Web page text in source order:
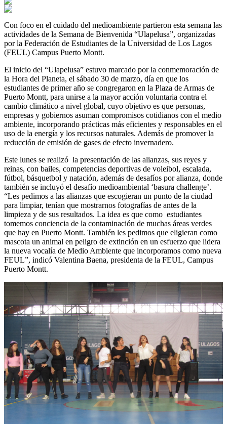
Con foco en el cuidado del medioambiente partieron esta semana las
actividades de la Semana de Bienvenida “Ulapelusa”, organizadas
por la Federación de Estudiantes de la Universidad de Los Lagos
(FEUL) Campus Puerto Montt.
El inicio del “Ulapelusa” estuvo marcado por la conmemoración de
la Hora del Planeta, el sábado 30 de marzo, día en que los
estudiantes de primer año se congregaron en la Plaza de Armas de
Puerto Montt, para unirse a la mayor acción voluntaria contra el
cambio climático a nivel global, cuyo objetivo es que personas,
empresas y gobiernos asuman compromisos cotidianos con el medio
ambiente, incorporando prácticas más eficientes y responsables en el
uso de la energía y los recursos naturales. Además de promover la
reducción de emisión de gases de efecto invernadero.
Este lunes se realizó la presentación de las alianzas, sus reyes y
reinas, con bailes, competencias deportivas de voleibol, escalada,
fútbol, básquetbol y natación, además de desafíos por alianza, donde
también se incluyó el desafío medioambiental ‘basura challenge’.
“Les pedimos a las alianzas que escogieran un punto de la ciudad
para limpiar, tenían que mostrarnos fotografías de antes de la
limpieza y de sus resultados. La idea es que como estudiantes
tomemos conciencia de la contaminación de muchas áreas verdes
que hay en Puerto Montt. También les pedimos que eligieran como
mascota un animal en peligro de extinción en un esfuerzo que lidera
la nueva vocalía de Medio Ambiente que incorporamos como nueva
FEUL”, indicó Valentina Baena, presidenta de la FEUL, Campus
Puerto Montt.